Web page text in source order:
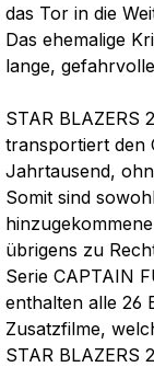
das Tor in die
Das ehemalige
lange,
STAR BLAZERS
transportiert den
Jahrtausend,
Somit sind
übrigens zu
Serie CAPTAIN
enthalten alle 26
Zusatzfilme,
STAR BLAZERS